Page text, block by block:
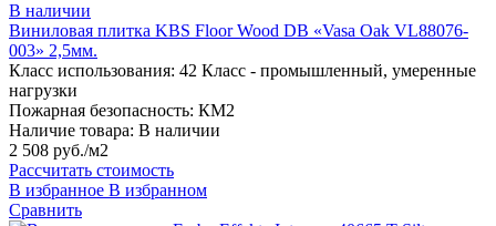
В наличии
Виниловая плитка KBS Floor Wood DB «Vasa Oak VL88076-
003» 2,5мм.
Класс использования: 42 Класс - промышленный, умеренные
нагрузки
Пожарная безопасность: КМ2
Наличие товара: В наличии
2 508 руб./м2
Рассчитать стоимость
В избранное В избранном
Сравнить